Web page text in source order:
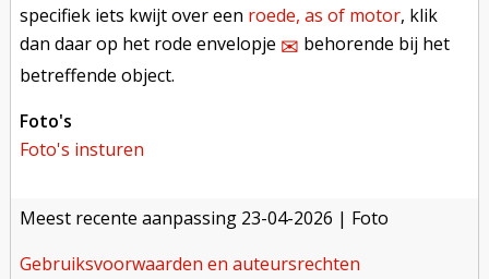
specifiek iets kwijt over een roede, as of motor, klik
dan daar op het rode envelopje ✉︎ behorende bij het
betreffende object.
foto's
foto's insturen
meest recente aanpassing 23-04-2026 | Foto
gebruiksvoorwaarden en auteursrechten